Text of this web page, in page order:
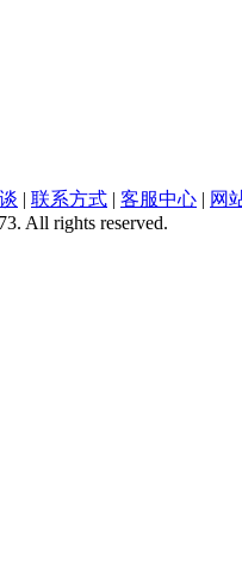
| 联系方式 | 客服中心 | 网
All rights reserved.